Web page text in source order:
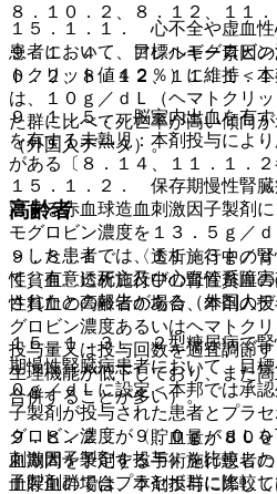
１５．１．１． 心不全や虚血
患者において、目標ヘモグロビ
トクリット値４２％）に維持＜
は、１０ｇ／ｄＬ（ヘマトクリ
た群に比べて死亡率が高い傾向
（外国人データ）。
１５．１．２． 保存期慢性腎
対する赤血球造血刺激因子製剤
モグロビン濃度を１３．５ｇ／
＞した患者では、１１．３ｇ／
て、有意に死亡及び心血管系障
されたとの報告がある（外国人デ
１５．１．３． ２型糖尿病で
期慢性腎臓病患者において、目
０ｇ／ｄＬに設定＜本邦では承
子製剤が投与された患者とプラ
グロビン濃度が９．０ｇ／ｄＬ
刺激因子製剤を投与）を比較し
子製剤群ではプラセボ群に比較
８．１０．２、８．１２、１１．
９．１．４． アレルギー素因の
０．２、８．１２、１１．１．
９．１．５． 脳室内出血を有す
を有する未熟児：本剤投与によ
がある〔８．１４、１１．１．２
高齢者
９．８．１． 〈透析施行中の
性貧血〉透析施行中の腎性貧血
性貧血の高齢者の場合、本剤の
グロビン濃度あるいはヘマトク
投与量又は投与回数を適宜調節
生理機能が低下しており、また
合併することが多い）。
９．８．２． 〈貯血量が８０
血期間を予定する手術施行患者
血貯血の場合、本剤投与に際し